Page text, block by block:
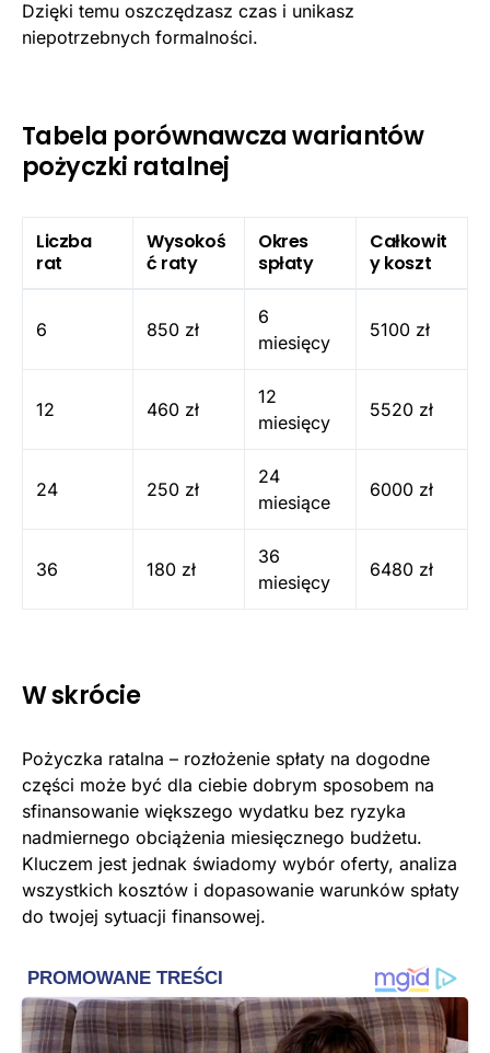
Dzięki temu oszczędzasz czas i unikasz
niepotrzebnych formalności.
Tabela porównawcza wariantów
pożyczki ratalnej
Liczba
rat
Wysokoś
ć raty
Okres
spłaty
Całkowit
y koszt
6 850 zł
6
miesięcy
5100 zł
12 460 zł
12
miesięcy
5520 zł
24 250 zł
24
miesiące
6000 zł
36 180 zł
36
miesięcy
6480 zł
W skrócie
Pożyczka ratalna – rozłożenie spłaty na dogodne
części może być dla ciebie dobrym sposobem na
sfinansowanie większego wydatku bez ryzyka
nadmiernego obciążenia miesięcznego budżetu.
Kluczem jest jednak świadomy wybór oferty, analiza
wszystkich kosztów i dopasowanie warunków spłaty
do twojej sytuacji finansowej.